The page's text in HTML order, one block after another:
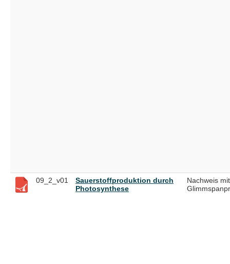
09_2_v01
Sauerstoffproduktion durch
Photosynthese
Nachweis